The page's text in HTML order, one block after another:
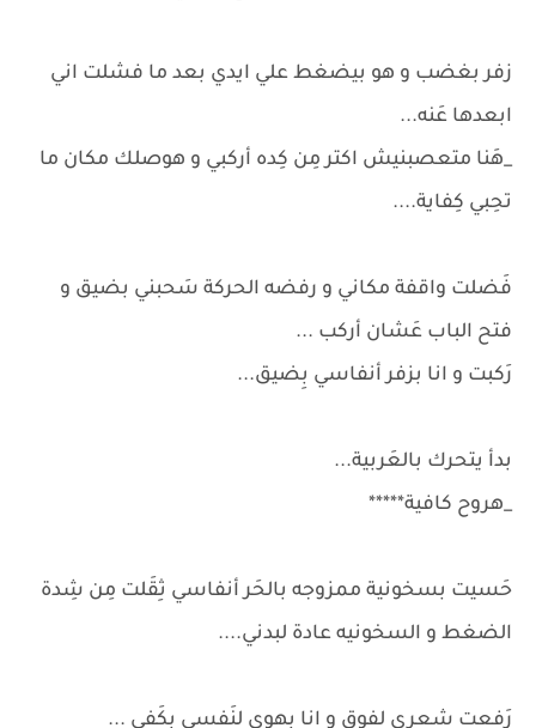
زفر بغضب و هو بيضغط علي ايدي بعد ما فشلت اني
ابعدها عَنه...
_هَنا متعصبنيش اكتر مِن كِده أركبي و هوصلك مكان ما
تحِبي كِفاية....
فَضلت واقفة مكاني و رفضه الحركة سَحبني بضيق و
فتح الباب عَشان أركب ...
رَكبت و انا بزفر أنفاسي بِضيق...
بدأ يتحرك بالعَربية...
_هروح كافية*****
حَسيت بسخونية ممزوجه بالحَر أنفاسي ثِقَلت مِن شِدة
الضغط و السخونيه عادة لبدني....
رَفعت شعري لفوق و انا بهوي لنَفسي بكَفي ...